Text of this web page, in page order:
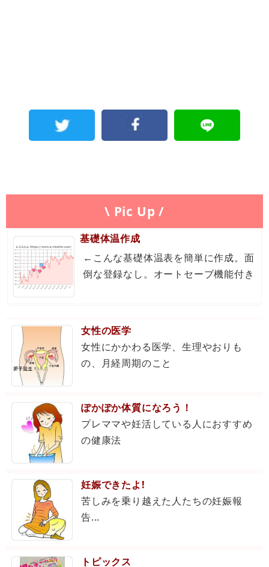
\ Pic Up /
基礎体温作成
←こんな基礎体温表を簡単に作成。面
倒な登録なし。オートセーブ機能付き
女性の医学
女性にかかわる医学、生理やおりも
の、月経周期のこと
ぽかぽか体質になろう！
プレママや妊活している人におすすめ
の健康法
妊娠できたよ!
苦しみを乗り越えた人たちの妊娠報
告...
トピックス